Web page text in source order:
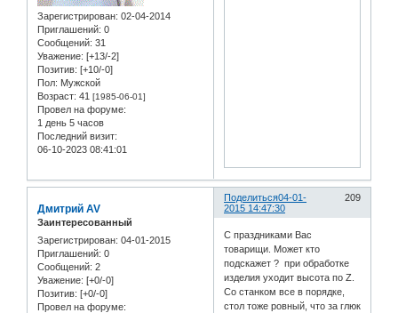
Зарегистрирован: 02-04-2014
Приглашений: 0
Сообщений: 31
Уважение: [+13/-2]
Позитив: [+10/-0]
Пол: Мужской
Возраст: 41 [1985-06-01]
Провел на форуме:
1 день 5 часов
Последний визит:
06-10-2023 08:41:01
Поделиться 209
04-01-
2015 14:47:30
Дмитрий AV
Заинтересованный
Зарегистрирован: 04-01-2015
Приглашений: 0
Сообщений: 2
Уважение: [+0/-0]
Позитив: [+0/-0]
Провел на форуме:
С праздниками Вас
товарищи. Может кто
подскажет ? при обработке
изделия уходит высота по Z.
Со станком все в порядке,
стол тоже ровный, что за глюк